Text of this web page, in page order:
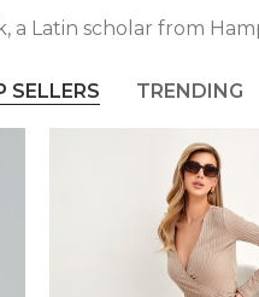
a Latin scholar from
SELLERS TRENDING